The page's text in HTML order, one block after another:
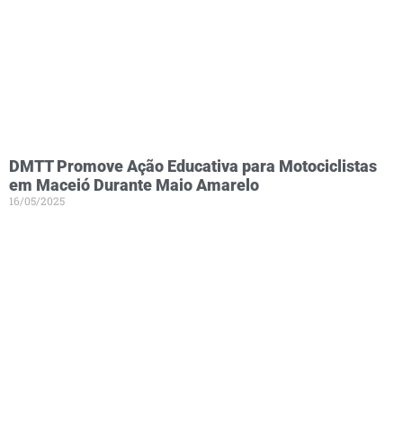
DMTT Promove Ação Educativa para Motociclistas
em Maceió Durante Maio Amarelo
16/05/2025